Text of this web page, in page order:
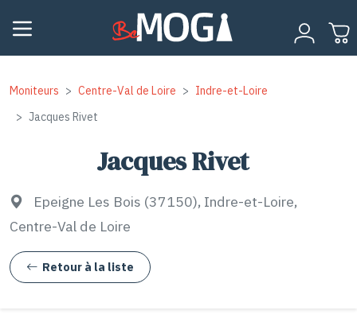
Moniteurs Centre-Val de Loire
Indre-et-Loire
Jacques Rivet
Jacques Rivet
Epeigne Les Bois (37150), Indre-et-Loire,
Centre-Val de Loire
Retour à la liste